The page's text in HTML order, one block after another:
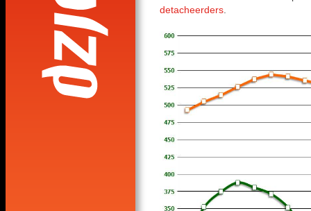
detacheerders.